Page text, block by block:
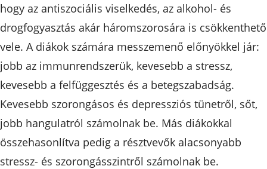
hogy az antiszociális viselkedés, az alkohol- és
drogfogyasztás akár háromszorosára is csökkenthető
vele. A diákok számára messzemenő előnyökkel jár:
jobb az immunrendszerük, kevesebb a stressz,
kevesebb a felfüggesztés és a betegszabadság.
Kevesebb szorongásos és depressziós tünetről, sőt,
jobb hangulatról számolnak be. Más diákokkal
összehasonlítva pedig a résztvevők alacsonyabb
stressz- és szorongásszintről számolnak be.